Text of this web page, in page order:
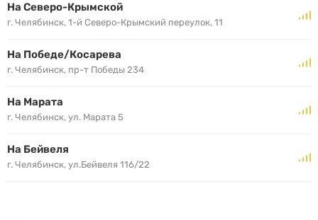
На Северо-Крымской
г. Челябинск, 1-й Северо-Крымский переулок, 11
На Победе/Косарева
г. Челябинск, пр-т Победы 234
На Марата
г. Челябинск, ул. Марата 5
На Бейвеля
г. Челябинск, ул.Бейвеля 116/22